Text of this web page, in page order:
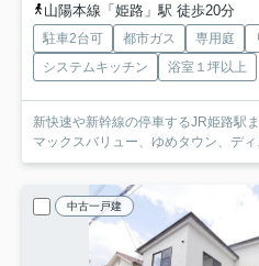
山陽本線「姫路」駅 徒歩20分
駐車2台可 都市ガス 専用庭
システムキッチン
浴室１坪以上
新快速や新幹線の停車するJR姫路駅
マックスバリュー、ゆめタウン、ディ
中古一戸建